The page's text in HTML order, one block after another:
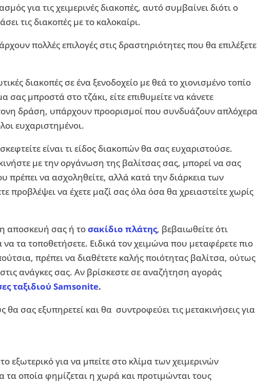
για τις χειμερινές διακοπές, αυτό συμβαίνει διότι ο
τις διακοπές με το καλοκαίρι.
πολλές επιλογές στις δραστηριότητες που θα επιλέξετε
διακοπές σε ένα ξενοδοχείο με θεά το χιονισμένο τοπίο
μπροστά στο τζάκι, είτε επιθυμείτε να κάνετε
δράση, υπάρχουν προορισμοί που συνδυάζουν απλόχερα
ευχαριστημένοι.
είναι τι είδος διακοπών θα σας ευχαριστούσε.
με την οργάνωση της βαλίτσας σας, μπορεί να σας
πρέπει να ασχοληθείτε, αλλά κατά την διάρκεια των
προβλέψει να έχετε μαζί σας όλα όσα θα χρειαστείτε χωρίς
αποσκευή σας ή τοσακίδιο πλάτης, βεβαιωθείτε ότι
τα τοποθετήσετε. Ειδικά τον χειμώνα που μεταφέρετε πιο
πρέπει να διαθέτετε καλής ποιότητας βαλίτσα, ούτως
ανάγκες σας. Αν βρίσκεστε σε αναζήτηση αγοράς
ταξιδιού Samsonite.
θα σας εξυπηρετεί και θα συντροφεύει τις μετακινήσεις για
εξωτερικό για να μπείτε στο κλίμα των χειμερινών
τα οποία φημίζεται η χωρά και προτιμώνται τους